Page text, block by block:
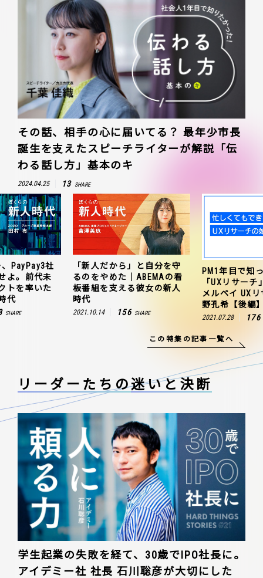
その話、相手の心に届いてる？ 最年少市長
誕生を支えたスピーチライターが解説「伝
わる話し方」基本のキ
2024.04.25 13 SHARE
PayPay3社
よ。前代未
トを率いた
代
SHARE
「新人だから」と自分を守
るのをやめた｜ABEMAの看
板番組を支える彼女の新人
時代
2021.10.14 156 SHARE
PM1年目で知
「UXリサー
メルペイ UX
野孔希【後編
2021.07.28 176
この特集の記事一覧へ
リーダーたちの迷いと決断
学生起業の失敗を経て、30歳でIPO社長に。
アイデミー社 社長 石川聡彦が大切にした